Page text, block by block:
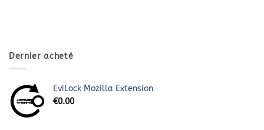
Dernier acheté
EviLock Mozilla Extension
€0.00